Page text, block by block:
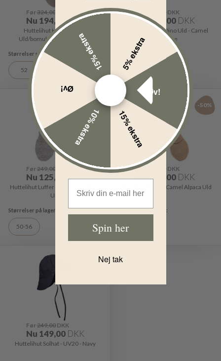
Før324,00
Nu 194,00DKK
Huttelihut Hue m. ører -
Uld/bomuld - 2-lags - Camel
Melange
52
Før DKK
Nu209,00 DKK
Huttelihut Hue Dino Uld - Camel
Melange
-50%
Før249,00
Nu 125,00 DKK
Huttelihut Luffer Light Grey Alpaca
Uld
50-56
-50%
Før DKK
Nu125,00 DKK
Huttelihut Luffer Camel Alpaca Uld
50-56
-40%
Før249,00DKK
Nu 149,00 DKK
Huttelihut Solhat - UV20 - Navy
5% ekstra
Øv!
15% ekstra
10% ekstra
Øv!
15% ekstra
Spin her
Nej tak